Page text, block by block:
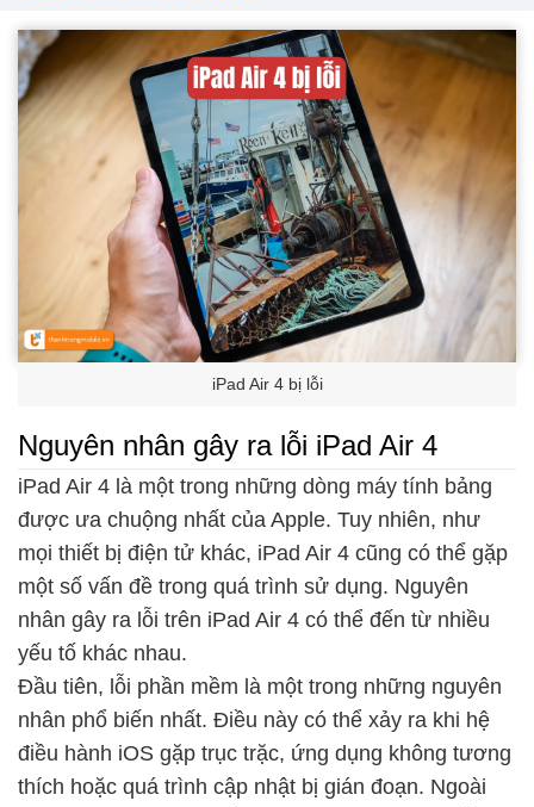
iPad Air 4 bị lỗi
Nguyên nhân gây ra lỗi iPad Air 4
iPad Air 4 là một trong những dòng máy tính bảng
được ưa chuộng nhất của Apple. Tuy nhiên, như
mọi thiết bị điện tử khác, iPad Air 4 cũng có thể gặp
một số vấn đề trong quá trình sử dụng. Nguyên
nhân gây ra lỗi trên iPad Air 4 có thể đến từ nhiều
yếu tố khác nhau.
Đầu tiên, lỗi phần mềm là một trong những nguyên
nhân phổ biến nhất. Điều này có thể xảy ra khi hệ
điều hành iOS gặp trục trặc, ứng dụng không tương
thích hoặc quá trình cập nhật bị gián đoạn. Ngoài